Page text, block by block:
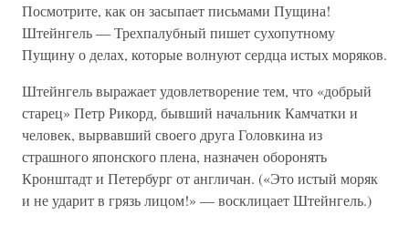
Посмотрите, как он засыпает письмами Пущина!
Штейнгель — Трехпалубный пишет сухопутному
Пущину о делах, которые волнуют сердца истых моряков.
Штейнгель выражает удовлетворение тем, что «добрый
старец» Петр Рикорд, бывший начальник Камчатки и
человек, вырвавший своего друга Головкина из
страшного японского плена, назначен оборонять
Кронштадт и Петербург от англичан. («Это истый моряк
и не ударит в грязь лицом!» — восклицает Штейнгель.)